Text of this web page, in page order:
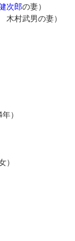
次郎の妻）
武男の妻）
）
）